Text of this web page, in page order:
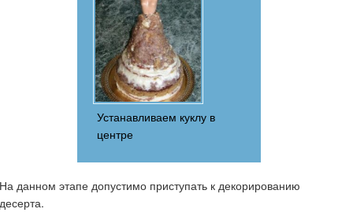
Устанавливаем куклу в
центре
На данном этапе допустимо приступать к декорированию
десерта.